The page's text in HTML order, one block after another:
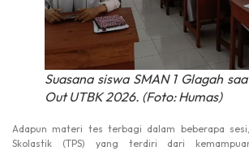
Suasana siswa SMAN 1 Glagah
Out UTBK 2026. (Foto: Humas)
Adapun materi tes terbagi dalam beberapa
Skolastik (TPS) yang terdiri dari